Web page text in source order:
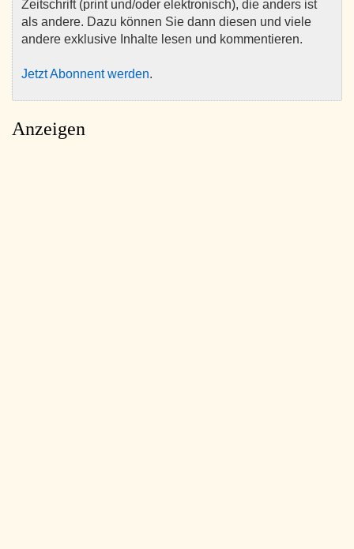
Zeitschrift (print und/oder elektronisch), die anders ist
als andere. Dazu können Sie dann diesen und viele
andere exklusive Inhalte lesen und kommentieren.
Jetzt Abonnent werden.
Anzeigen